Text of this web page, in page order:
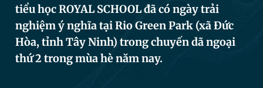
Đọc Thanh Niên trên điện thoại
tiểu học ROYAL SCHOOL đã có ngày trải
nghiệm ý nghĩa tại Rio Green Park (xã Đức
Hòa, tỉnh Tây Ninh) trong chuyến dã ngoại
thứ 2 trong mùa hè năm nay.